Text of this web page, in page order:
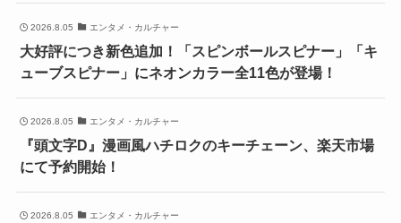
2026.8.05 エンタメ・カルチャー
大好評につき新色追加！「スピンボールスピナー」「キ
ューブスピナー」にネオンカラー全11色が登場！
2026.8.05 エンタメ・カルチャー
『頭文字D』漫画風ハチロクのキーチェーン、楽天市場
にて予約開始！
2026.8.05 エンタメ・カルチャー